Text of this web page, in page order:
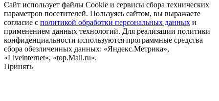
Сайт использует файлы Cookie и сервисы сбора технических
параметров посетителей. Пользуясь сайтом, вы выражаете
согласие с политикой обработки персональных данных и
применением данных технологий. Для реализации политики
конфиденциальности используются программные средства
сбора обезличенных данных: «Яндекс.Метрика»,
«Liveinternet», «top.Mail.ru».
Принять